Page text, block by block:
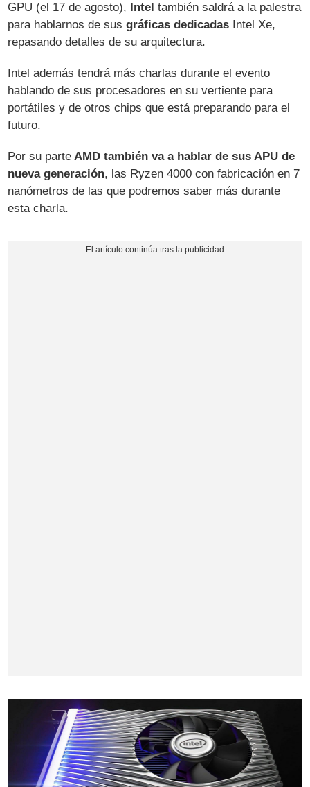
GPU (el 17 de agosto), Intel también saldrá a la palestra
para hablarnos de susgráficas dedicadas Intel Xe,
repasando detalles de su arquitectura.
Intel además tendrá más charlas durante el evento
hablando de sus procesadores en su vertiente para
portátiles y de otros chips que está preparando para el
futuro.
Por su parte AMD también va a hablar de sus APU de
nueva generación, las Ryzen 4000 con fabricación en 7
nanómetros de las que podremos saber más durante
esta charla.